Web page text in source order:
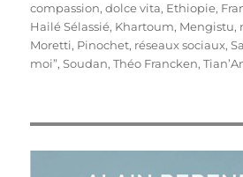
compassion,dolce vita, Ethiopie,
Hailé Sélassié, Khartoum, Mengistu,
Moretti, Pinochet, réseaux sociaux,
moi”,Soudan,Théo Francken,